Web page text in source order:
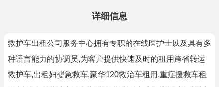
详细信息
救护车出租公司服务中心拥有专职的在线医护士以及具有多
种语言能力的协调员,为客户提供快速及时的租用跨省转运
救护车,出租妇婴急救车,豪华120救治车租用,重症援救车租